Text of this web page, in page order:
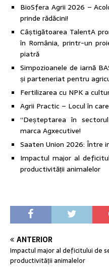
BioSfera Agrii 2026 –
prinde rădăcini!
Câștigătoarea TalentA
în România, printr-un
piatră
Simpozioanele de iarnă
și parteneriat pentru
Fertilizarea cu NPK a
Agrii Practic – Locul în
“Deșteptarea în
marca Agxecutive!
Saaten Union 2026: Între
Impactul major al
productivității animalelor
ANTERIOR
Impactul major al deficitului de
productivității animalelor